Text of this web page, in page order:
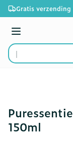
Ga naar de inhoud
Gratis
Menu
Product, merk,
150ml